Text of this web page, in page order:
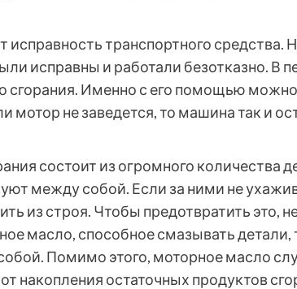
исправность транспортного средства.
исправны и работали безотказно. В
сгорания. Именно с его помощью
мотор не заведется, то машина так и
состоит из огромного количества
между собой. Если за ними не
из строя. Чтобы предотвратить это,
масло, способное смазывать
Помимо этого, моторное масло
накопления остаточных продуктов